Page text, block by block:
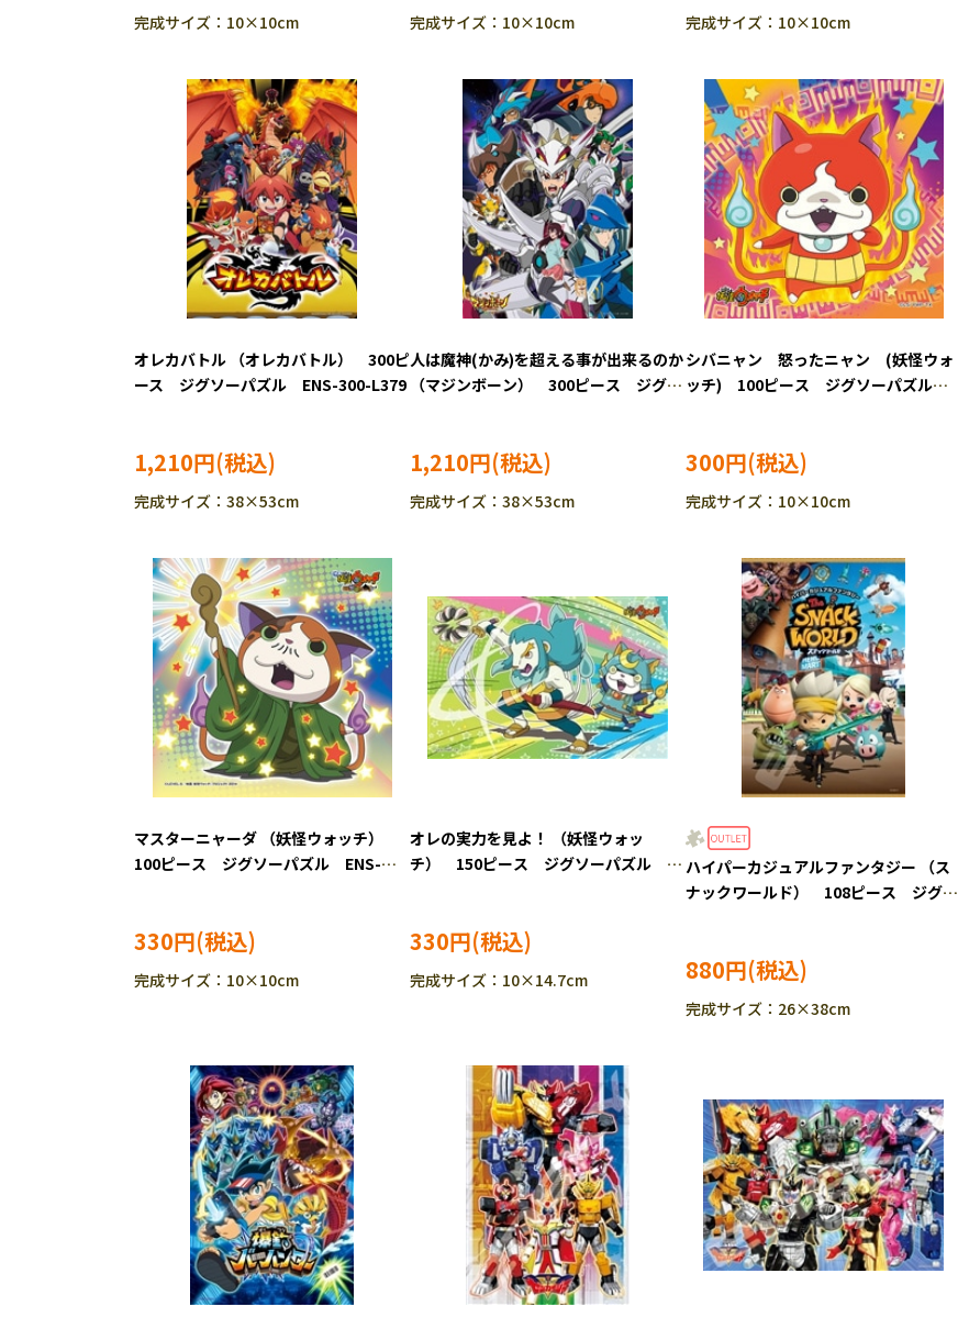
完成サイズ：10×10cm 完成サイズ：10×10cm 完成サイズ：10×10cm
オレカバトル （オレカバトル） 300ピ
ース ジグソーパズル ENS-300-L379
1,210円
完成サイズ：38×53cm
人は魔神(かみ)を超える事が出来るのか
（マジンボーン） 300ピース ジグソ
1,210円
完成サイズ：38×53cm
シバニャン 怒ったニャン (妖怪ウォ
ッチ) 100ピース ジグソーパズル
300円
完成サイズ：10×10cm
マスターニャーダ （妖怪ウォッチ）
100ピース ジグソーパズル ENS-
330円
完成サイズ：10×10cm
オレの実力を見よ！ （妖怪ウォッ
チ） 150ピース ジグソーパズル
330円
完成サイズ：10×14.7cm
ハイパーカジュアルファンタジー （ス
ナックワールド） 108ピース ジグソ
880円
完成サイズ：26×38cm